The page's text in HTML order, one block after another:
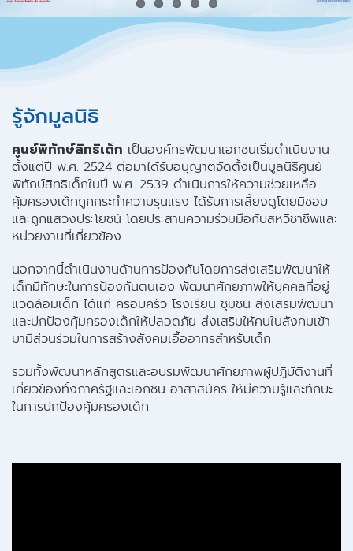
รู้จักมูลนิธิ
ศูนย์พิทักษ์สิทธิเด็ก เป็นองค์กรพัฒนาเอกชนเริ่มดำเนินงาน
ตั้งแต่ปี พ.ศ. 2524 ต่อมาได้รับอนุญาตจัดตั้งเป็นมูลนิธิศูนย์
พิทักษ์สิทธิเด็กในปี พ.ศ. 2539 ดำเนินการให้ความช่วยเหลือ
คุ้มครองเด็กถูกกระทำความรุนแรง ได้รับการเลี้ยงดูโดยมิชอบ
และถูกแสวงประโยชน์ โดยประสานความร่วมมือกับสหวิชาชีพและ
หน่วยงานที่เกี่ยวข้อง
นอกจากนี้ดำเนินงานด้านการป้องกันโดยการส่งเสริมพัฒนาให้
เด็กมีทักษะในการป้องกันตนเอง พัฒนาศักยภาพให้บุคคลที่อยู่
แวดล้อมเด็ก ได้แก่ ครอบครัว โรงเรียน ชุมชน ส่งเสริมพัฒนา
และปกป้องคุ้มครองเด็กให้ปลอดภัย ส่งเสริมให้คนในสังคมเข้า
มามีส่วนร่วมในการสร้างสังคมเอื้ออาทรสำหรับเด็ก
รวมทั้งพัฒนาหลักสูตรและอบรมพัฒนาศักยภาพผู้ปฏิบัติงานที่
เกี่ยวข้องทั้งภาครัฐและเอกชน อาสาสมัคร ให้มีความรู้และทักษะ
ในการปกป้องคุ้มครองเด็ก